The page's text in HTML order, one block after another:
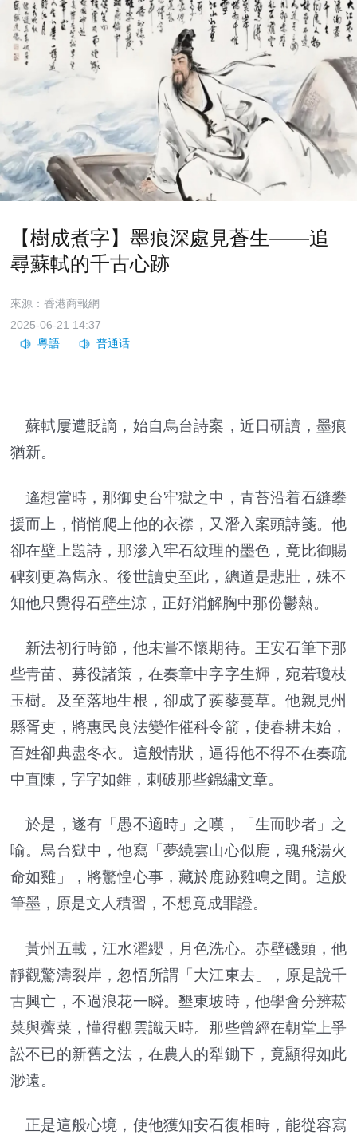
【樹成煮字】墨痕深處見蒼生——追
尋蘇軾的千古心跡
來源：香港商報網
2025-06-21 14:37
蘇軾屢遭貶謫，始自烏台詩案，近日研讀，墨痕
猶新。
遙想當時，那御史台牢獄之中，青苔沿着石縫攀
援而上，悄悄爬上他的衣襟，又潛入案頭詩箋。他
卻在壁上題詩，那滲入牢石紋理的墨色，竟比御賜
碑刻更為雋永。後世讀史至此，總道是悲壯，殊不
知他只覺得石壁生涼，正好消解胸中那份鬱熱。
新法初行時節，他未嘗不懷期待。王安石筆下那
些青苗、募役諸策，在奏章中字字生輝，宛若瓊枝
玉樹。及至落地生根，卻成了蒺藜蔓草。他親見州
縣胥吏，將惠民良法變作催科令箭，使春耕未始，
百姓卻典盡冬衣。這般情狀，逼得他不得不在奏疏
中直陳，字字如錐，刺破那些錦繡文章。
於是，遂有「愚不適時」之嘆，「生而眇者」之
喻。烏台獄中，他寫「夢繞雲山心似鹿，魂飛湯火
命如雞」，將驚惶心事，藏於鹿跡雞鳴之間。這般
筆墨，原是文人積習，不想竟成罪證。
黃州五載，江水濯纓，月色洗心。赤壁磯頭，他
靜觀驚濤裂岸，忽悟所謂「大江東去」，原是說千
古興亡，不過浪花一瞬。墾東坡時，他學會分辨菘
菜與薺菜，懂得觀雲識天時。那些曾經在朝堂上爭
訟不已的新舊之法，在農人的犁鋤下，竟顯得如此
渺遠。
正是這般心境，使他獲知安石復相時，能從容寫